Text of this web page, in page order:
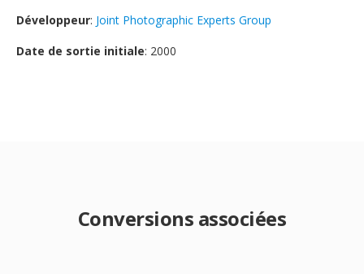
Développeur: Joint Photographic Experts Group
Date de sortie initiale: 2000
Conversions associées